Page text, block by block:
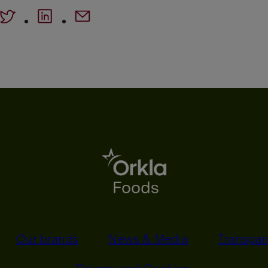
Our brands News & Media